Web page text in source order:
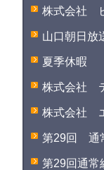
株式会社
山口朝日
夏季休暇
株式会社
株式会社
第29回 通
第29回通常